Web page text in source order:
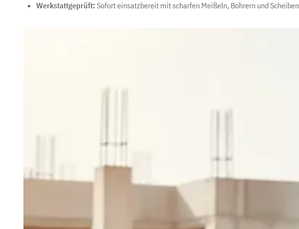
Werkstattgeprüft: Sofort einsatzbereit mit scharfen Meißeln, Bohrern und Scheiben